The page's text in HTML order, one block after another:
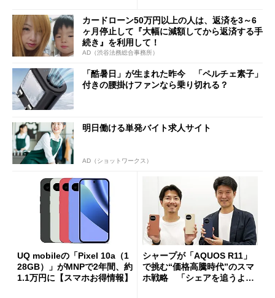
カードローン50万円以上の人は、返済を3～6
ヶ月停止して『大幅に減額してから返済する手
続き』を利用して！
AD（渋谷法務総合事務所）
「酷暑日」が生まれた昨今 「ペルチェ素子」
付きの腰掛けファンなら乗り切れる？
明日働ける単発バイト求人サイト
AD（ショットワークス）
UQ mobileの「Pixel 10a（1
28GB）」がMNPで2年間、約
1.1万円に【スマホお得情報】
シャープが「AQUOS R11」
で挑む“価格高騰時代”のスマ
ホ戦略 「シェアを追うより